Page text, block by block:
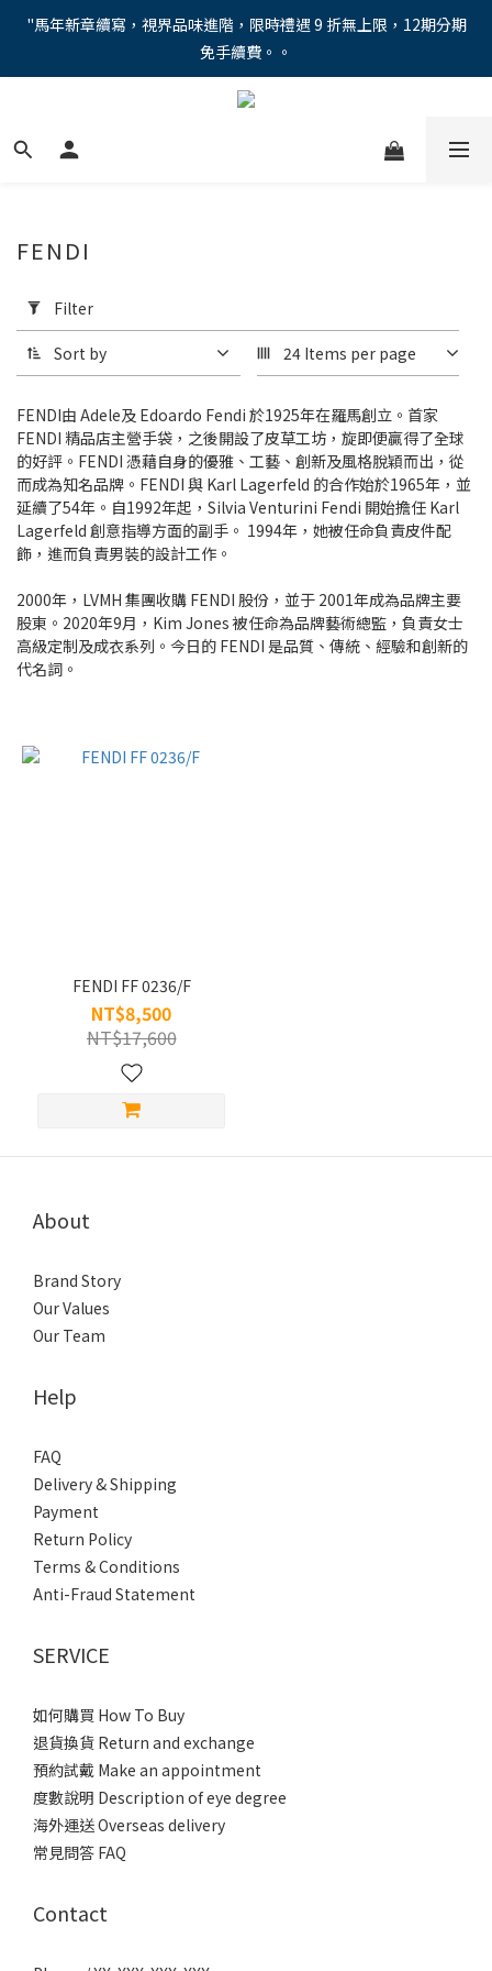
"馬年新章續寫，視界品味進階，限時禮遇 9 折無上限，12期分期
免手續費。。
"馬年新章續寫，視界品味進階，限時禮遇 9 折無上限，12期分期
免手續費。。
全新上市【全視線第九代變色鏡片GEN S】，門市配鏡享限時體驗
"馬年新章續寫，視界品味進階，限時禮遇 9 折無上限，12期分期
Filter
(0/20)
Range
(NT$)
~
Type
Frame
(1)
S/45-
(1)
FENDI
Filter
Sort by 24 Items per page
FENDI由 Adele及 Edoardo Fendi 於1925年在羅馬創立。首家
FENDI 精品店主營手袋，之後開設了皮草工坊，旋即便贏得了全球
的好評。FENDI 憑藉自身的優雅、工藝、創新及風格脫穎而出，從
而成為知名品牌。FENDI 與 Karl Lagerfeld 的合作始於1965年，並
延續了54年。自1992年起，Silvia Venturini Fendi 開始擔任 Karl
Lagerfeld 創意指導方面的副手。 1994年，她被任命負責皮件配
飾，進而負責男裝的設計工作。
2000年，LVMH 集團收購 FENDI 股份，並于 2001年成為品牌主要
股東。2020年9月，Kim Jones 被任命為品牌藝術總監，負責女士
高級定制及成衣系列。今日的 FENDI 是品質、傳統、經驗和創新的
代名詞。
FENDI FF 0236/F
NT$8,500
NT$17,600
About
Brand Story
Our Values
Our Team
Help
FAQ
Delivery & Shipping
Payment
Return Policy
Terms & Conditions
Anti-Fraud Statement
SERVICE
如何購買 How To Buy
退貨換貨 Return and exchange
預約試戴 Make an appointment
度數說明 Description of eye degree
海外運送 Overseas delivery
常見問答 FAQ
Contact